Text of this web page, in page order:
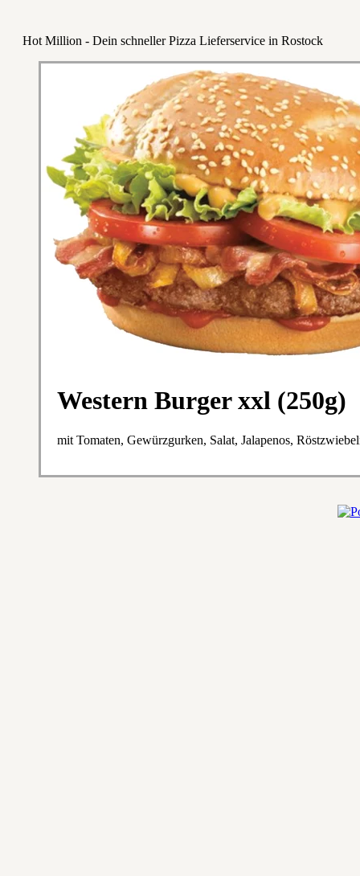
Hot Million - Dein schneller Pizza Lieferservice in Rostock
Western Burger xxl (250g)
mit Tomaten, Gewürzgurken, Salat, Jalapenos,